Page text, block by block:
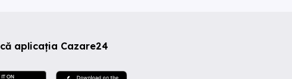
aplicația Cazare24